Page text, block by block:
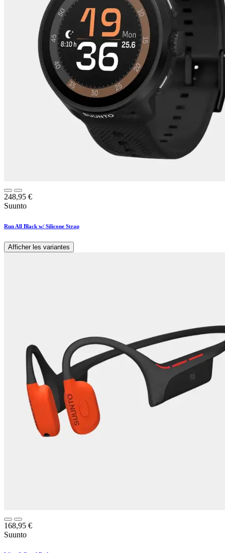
248,95 €
Suunto
Run All Black w/ Silicone Strap
Afficher les variantes
168,95 €
Suunto